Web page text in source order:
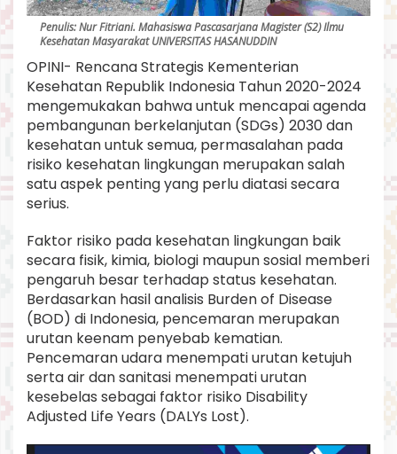
d
a
p
K
e
s
e
h
a
t
a
n
s
y
a
r
a
k
t
.
Penulis: Nur Fitriani. Mahasiswa Pascasarjana Magister (S2) Ilmu
Kesehatan Masyarakat UNIVERSITAS HASANUDDIN
OPINI- Rencana Strategis Kementerian
Kesehatan Republik Indonesia Tahun 2020-2024
mengemukakan bahwa untuk mencapai agenda
pembangunan berkelanjutan (SDGs) 2030 dan
kesehatan untuk semua, permasalahan pada
risiko kesehatan lingkungan merupakan salah
satu aspek penting yang perlu diatasi secara
serius.
Faktor risiko pada kesehatan lingkungan baik
secara fisik, kimia, biologi maupun sosial memberi
pengaruh besar terhadap status kesehatan.
Berdasarkan hasil analisis Burden of Disease
(BOD) di Indonesia, pencemaran merupakan
urutan keenam penyebab kematian.
Pencemaran udara menempati urutan ketujuh
serta air dan sanitasi menempati urutan
kesebelas sebagai faktor risiko Disability
Adjusted Life Years (DALYs Lost).